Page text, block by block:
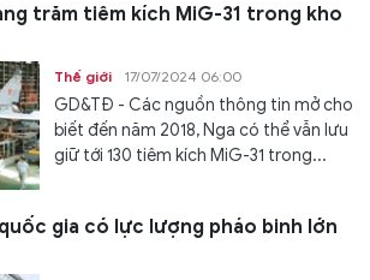
trăm tiêm kích MiG-31 trong kho
Thế giới 17/07/2024 06:00
GD&TĐ - Các nguồn thông tin mở cho
biết đến năm 2018, Nga có thể vẫn lưu
giữ tới 130 tiêm kích MiG-31 trong...
gia có lực lượng pháo binh lớn